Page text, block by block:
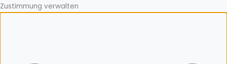
Zustimmung verwalten